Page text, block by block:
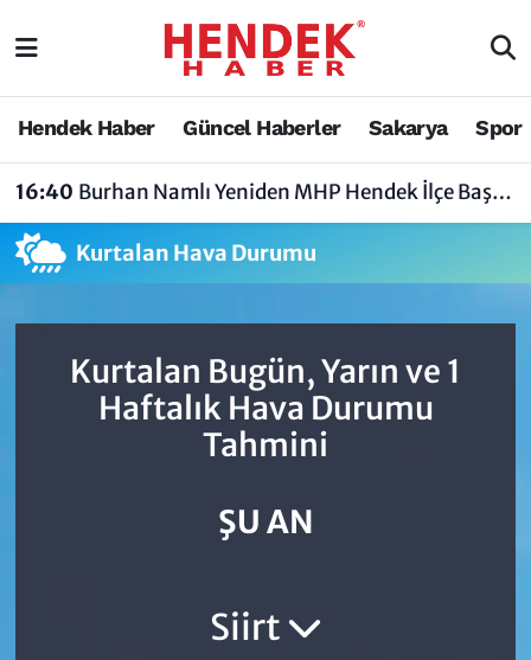
Hendek Haber Güncel Haberler Sakarya Spor
16:40 Burhan Namlı Yeniden MHP Hendek İlçe Başkanı Seçildi
Kurtalan Hava Durumu
Kurtalan Bugün, Yarın ve 1
Haftalık Hava Durumu
Tahmini
ŞU AN
Siirt
Hendek Haber
Nöbetçi Eczaneler
Vefat Edenler
Hendek Haber
Hakkında
Hendek Haber Reklam Servisi
Sakarya Nöbetçi Eczaneler
Tüm Manşetler
Son Dakika Haberleri